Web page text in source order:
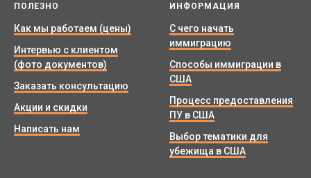
ПОЛЕЗНО
Как мы работаем (цены)
Интервью с клиентом
(фото документов)
Заказать консультацию
Акции и скидки
Написать нам
ИНФОРМАЦИЯ
С чего начать
иммиграцию
Способы иммиграции в
США
Процесс предоставления
ПУ в США
Выбор тематики для
убежища в США